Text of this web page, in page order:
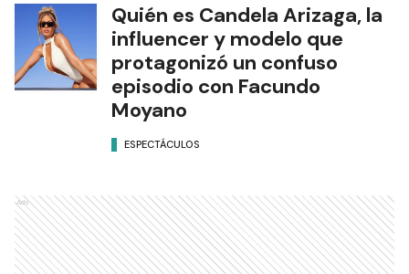
Quién es Candela Arizaga, la
influencer y modelo que
protagonizó un confuso
episodio con Facundo
Moyano
ESPECTÁCULOS
Ads